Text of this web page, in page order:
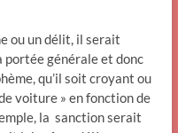
ou un délit, il serait
portée générale et donc
qu’il soit croyant ou
voiture » en fonction de
la sanction serait